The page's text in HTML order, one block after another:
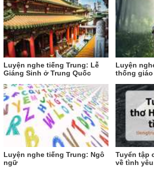
Luyện nghe tiếng Trung: Lễ
Giáng Sinh ở Trung Quốc
Luyện
thống giáo
Luyện nghe tiếng Trung: Ngô
ngữ
​​​​​​​Tuyển tập
về tình yêu